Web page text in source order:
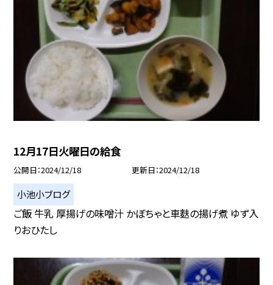
12月17日火曜日の給食
公開日 2024/12/18 更新日 2024/12/18
小池小ブログ
ご飯 牛乳 厚揚げの味噌汁 かぼちゃと車麩の揚げ煮 ゆず入
りおひたし